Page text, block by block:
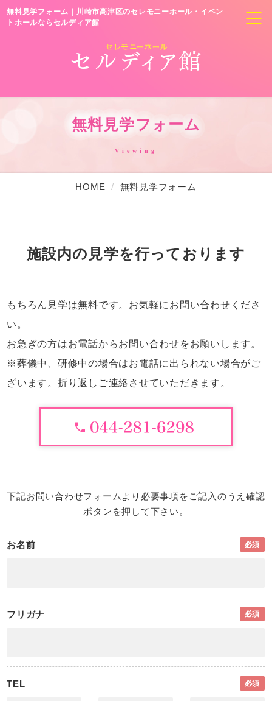
無料見学フォーム｜川崎市高津区のセレモニーホール・イベン
トホールならセルディア館
多目的ホール
動画撮影スタジオのご利用
貸会議室のご利用
ダンスレッスンのご利用
パーティのご利用
無料相談フォーム
供花のご注文フォーム
無料見学フォーム
Viewing
HOME 無料見学フォーム
施設内の見学を行っております
もちろん見学は無料です。お気軽にお問い合わせくださ
い。
お急ぎの方はお電話からお問い合わせをお願いします。
※葬儀中、研修中の場合はお電話に出られない場合がご
ざいます。折り返しご連絡させていただきます。
下記お問い合わせフォームより必要事項をご記入のうえ確認
ボタンを押して下さい。
お名前 必須
フリガナ 必須
TEL 必須